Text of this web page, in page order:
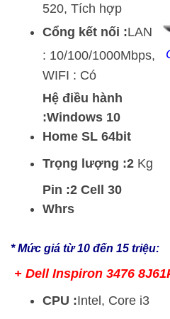
520, Tích hợp
Cổng kết nối :LAN
: 10/100/1000Mbps,
WIFI : Có
Hệ điều hành
:Windows 10
Home SL 64bit
Trọng lượng :2 Kg
Pin :2 Cell 30
Whrs
* Mức giá từ 10 đến 15 triệu:
+ Dell Inspiron 3476
CPU :Intel, Core i3